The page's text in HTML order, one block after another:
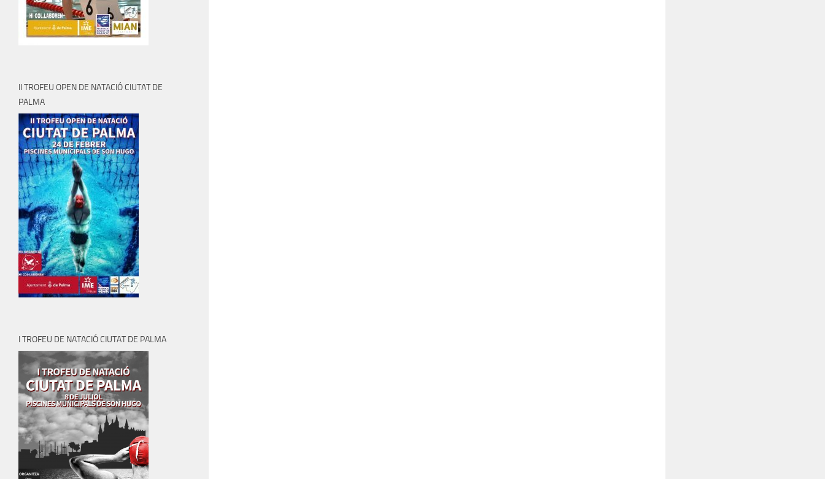
II TROFEU OPEN DE NATACIÓ CIUTAT DE
PALMA
I TROFEU DE NATACIÓ CIUTAT DE PALMA